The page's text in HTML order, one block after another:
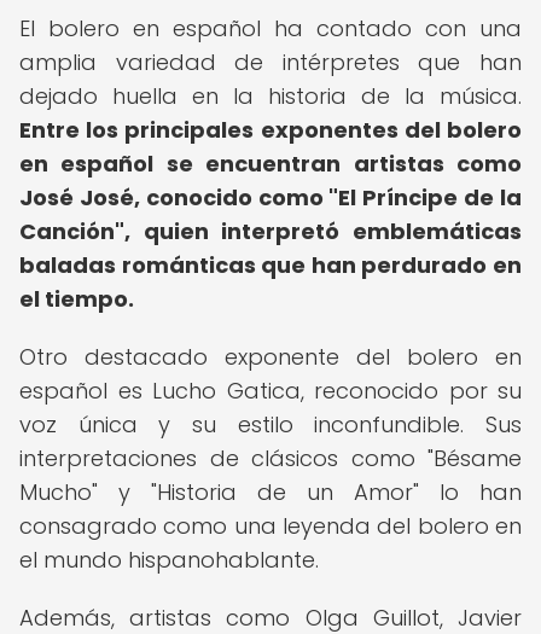
El bolero en español ha contado con una
amplia variedad de intérpretes que han
dejado huella en la historia de la música.
Entre los principales exponentes del bolero
en español se encuentran artistas como
José José, conocido como "El Príncipe de la
Canción", quien interpretó emblemáticas
baladas románticas que han perdurado en
el tiempo.
Otro destacado exponente del bolero en
español es Lucho Gatica, reconocido por su
voz única y su estilo inconfundible. Sus
interpretaciones de clásicos como "Bésame
Mucho" y "Historia de un Amor" lo han
consagrado como una leyenda del bolero en
el mundo hispanohablante.
Además, artistas como Olga Guillot, Javier